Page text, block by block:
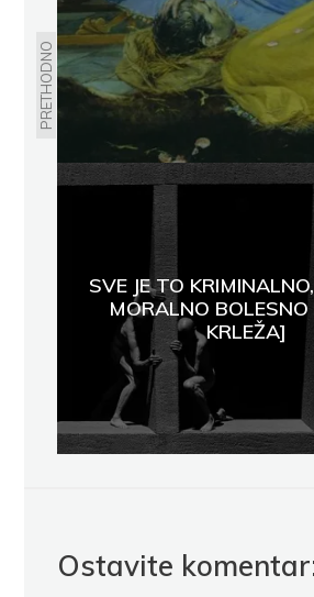
PRETHODNO
SVE JE TO
MORALNO
KRLEŽA]
Ostavite